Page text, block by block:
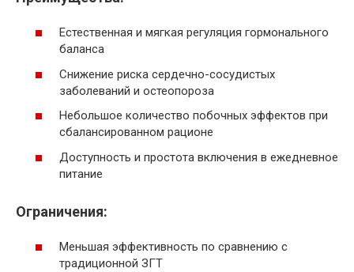
Естественная и мягкая регуляция гормонального
баланса
Снижение риска сердечно-сосудистых
заболеваний и остеопороза
Небольшое количество побочных эффектов при
сбалансированном рационе
Доступность и простота включения в ежедневное
питание
Ограничения:
Меньшая эффективность по сравнению с
традиционной ЗГТ